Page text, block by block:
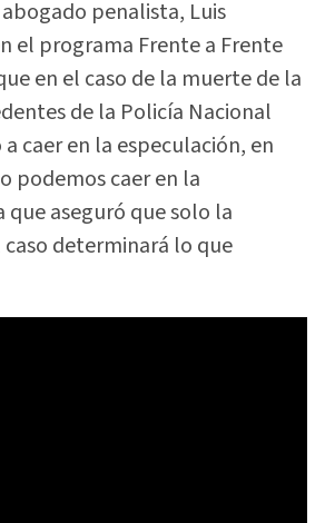
penalista, Luis
el programa Frente a Frente
en el caso de la muerte de la
de la Policía Nacional
caer en la especulación, en
podemos caer en la
que aseguró que solo la
determinará lo que